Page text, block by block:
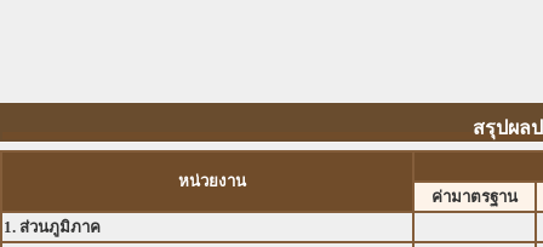
สรุปผล
หน่วยงาน
ค่ามาตรฐาน
1. ส่วนภูมิภาค